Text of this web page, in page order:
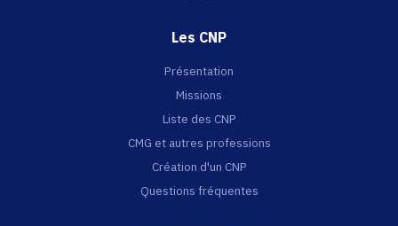
Les CNP
Présentation
Missions
Liste des CNP
CMG et autres professions
Création d'un CNP
Questions fréquentes